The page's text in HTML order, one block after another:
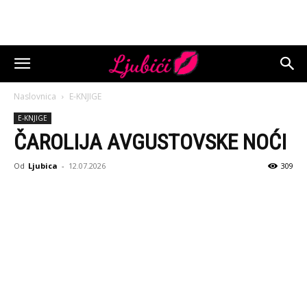
Naslovnica E-KNJIGE
E-KNJIGE
ČAROLIJA AVGUSTOVSKE NOĆI
Od Ljubica - 12.07.2026 309